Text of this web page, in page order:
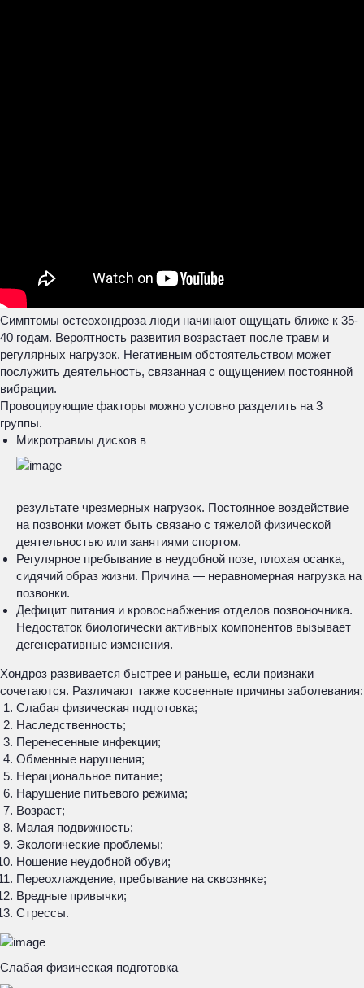
Симптомы остеохондроза люди начинают ощущать ближе к 35-
40 годам. Вероятность развития возрастает после травм и
регулярных нагрузок. Негативным обстоятельством может
послужить деятельность, связанная с ощущением постоянной
вибрации.
Провоцирующие факторы можно условно разделить на 3
группы.
Микротравмы дисков в
результате чрезмерных нагрузок. Постоянное воздействие
на позвонки может быть связано с тяжелой физической
деятельностью или занятиями спортом.
Регулярное пребывание в неудобной позе, плохая осанка,
сидячий образ жизни. Причина — неравномерная нагрузка на
позвонки.
Дефицит питания и кровоснабжения отделов позвоночника.
Недостаток биологически активных компонентов вызывает
дегенеративные изменения.
Хондроз развивается быстрее и раньше, если признаки
сочетаются. Различают также косвенные причины заболевания:
Слабая физическая подготовка;
Наследственность;
Перенесенные инфекции;
Обменные нарушения;
Нерациональное питание;
Нарушение питьевого режима;
Возраст;
Малая подвижность;
Экологические проблемы;
Ношение неудобной обуви;
Переохлаждение, пребывание на сквозняке;
Вредные привычки;
Стрессы.
Слабая физическая подготовка